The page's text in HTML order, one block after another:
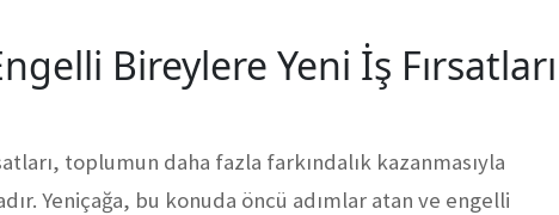
Bireylere Yeni İş Fırsatları
toplumun daha fazla farkındalık kazanmasıyla
Yeniçağa, bu konuda öncü adımlar atan ve engelli